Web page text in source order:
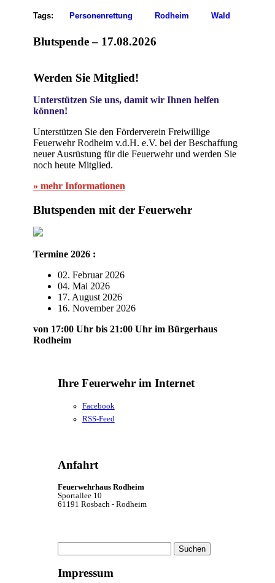
Tags: Personenrettung Rodheim Wald
Blutspende – 17.08.2026
Werden Sie Mitglied!
Unterstützen Sie uns, damit wir Ihnen helfen
können!
Unterstützen Sie den Förderverein Freiwillige
Feuerwehr Rodheim v.d.H. e.V. bei der Beschaffung
neuer Ausrüstung für die Feuerwehr und werden Sie
noch heute Mitglied.
» mehr Informationen
Blutspenden mit der Feuerwehr
Termine 2026 :
02. Februar 2026
04. Mai 2026
17. August 2026
16. November 2026
von 17:00 Uhr bis 21:00 Uhr im Bürgerhaus
Rodheim
Ihre Feuerwehr im Internet
Facebook
RSS-Feed
Anfahrt
Feuerwehrhaus Rodheim
Sportallee 10
61191 Rosbach - Rodheim
nach:
Impressum